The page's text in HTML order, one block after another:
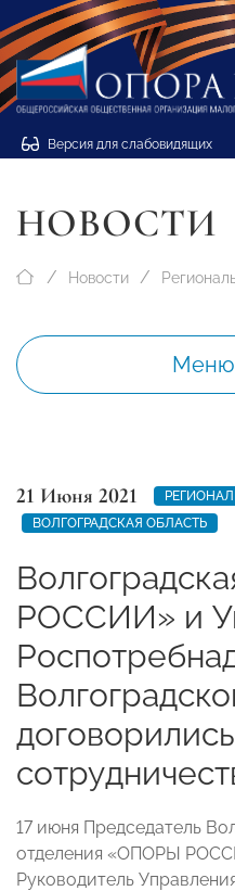
Версия для слабовидящих
НОВОСТИ
Новости
Меню
21 Июня 2021
ВОЛГОГРАДСКАЯ ОБЛАСТЬ
РОССИИ» и
17 июня Председатель
отделения «ОПОРЫ
Руководитель